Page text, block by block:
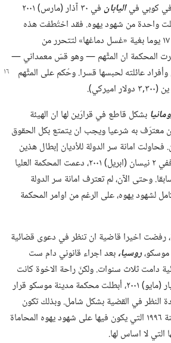
كوبي فياليابان
في ٣٠ آذار (‏مارس)‏ ٢٠٠١
واحدة من شهود يهوه.‏ فقد اختُطفت هذه
الاخت وحُبست قسرا مدة ١٧ يوما بغية «غسل دماغها» لتتحرر من
المحكمة ان المتَّهم —‏ وهو قسّ معمداني —‏
عائلته لحبسها قسرا.‏ وحُكم على المتَّهم
بشكل قاطع في قرارَين لها ان الهيئة
معترَف به شرعيا ويجب ان يتمتع بكل الحقوق
فحاولت امانة سر الدولة للأديان إبطال هذين
القرارين،‏ ولكن دون طائل.‏ ففي ٢ نيسان (‏ابريل)‏ ٢٠٠١،‏ دعمت المحكمة العليا
وحتى الآن،‏ لم تعترف امانة سر الدولة
لشهود يهوه،‏ على الرغم من اوامر المحكمة
في ٢٣ شباط (‏فبراير)‏ ٢٠٠١،‏ رفضت اخيرا قاضية ان تنظر في دعوى قضائية
روسيا،‏بعد اجراء قانوني دام ست
دامت ثلاث سنوات.‏ ولكنّ راحة الاخوة كانت
قصيرة الامد،‏ لأنه في ٣٠ ايار (‏مايو)‏ ٢٠٠١،‏ أبطلت محكمة مدينة موسكو قرار
النظر في القضية بشكل شامل.‏ وبذلك تكون
هذه المرةَ السادسةَ منذ سنة ١٩٩٦ التي يكون فيها على شهود يهوه المحاماة
لا اساس لها.‏